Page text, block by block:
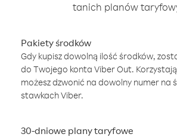
tanich planów
Pakiety środków
Gdy kupisz dowolną ilość środków,
do Twojego konta Viber Out.
możesz dzwonić na dowolny numer na
stawkach Viber.
30-dniowe plany taryfowe